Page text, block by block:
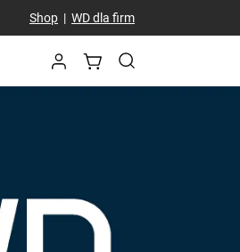
Shop| WD dla firm